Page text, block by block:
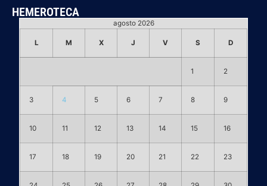
HEMEROTECA
agosto 2026
L M X J V S D
1 2
3 4 5 6 7 8 9
10 11 12 13 14 15 16
17 18 19 20 21 22 23